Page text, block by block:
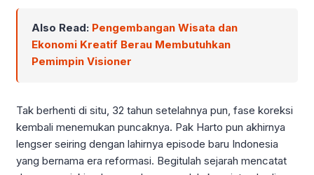
Also Read: Pengembangan Wisata dan
Ekonomi Kreatif Berau Membutuhkan
Pemimpin Visioner
Tak berhenti di situ, 32 tahun setelahnya pun, fase koreksi
kembali menemukan puncaknya. Pak Harto pun akhirnya
lengser seiring dengan lahirnya episode baru Indonesia
yang bernama era reformasi. Begitulah sejarah mencatat